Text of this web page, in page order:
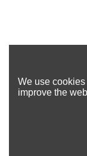
We use
improve the